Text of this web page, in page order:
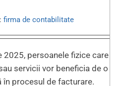
firma de contabilitate
2025, persoanele fizice care
servicii vor beneficia de o
procesul de facturare.